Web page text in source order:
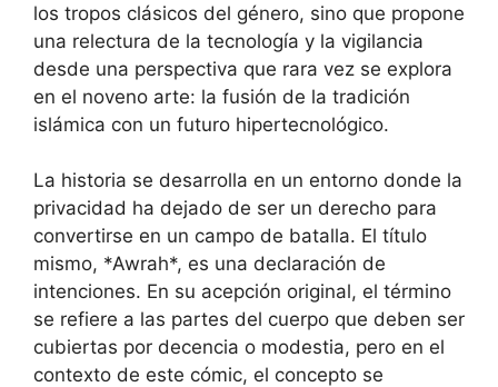
los tropos clásicos del género, sino que propone
una relectura de la tecnología y la vigilancia
desde una perspectiva que rara vez se explora
en el noveno arte: la fusión de la tradición
islámica con un futuro hipertecnológico.
La historia se desarrolla en un entorno donde la
privacidad ha dejado de ser un derecho para
convertirse en un campo de batalla. El título
mismo, *Awrah*, es una declaración de
intenciones. En su acepción original, el término
se refiere a las partes del cuerpo que deben ser
cubiertas por decencia o modestia, pero en el
contexto de este cómic, el concepto se